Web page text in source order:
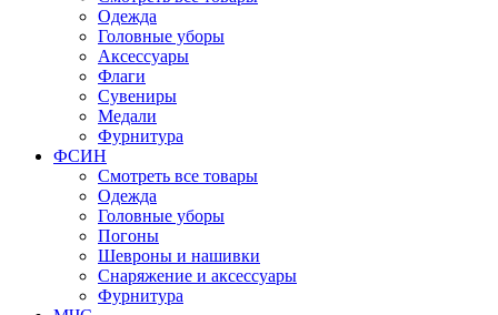
Одежда
Головные уборы
Аксессуары
Флаги
Сувениры
Медали
Фурнитура
ФСИН
Смотреть все товары
Одежда
Головные уборы
Погоны
Шевроны и нашивки
Снаряжение и аксессуары
Фурнитура